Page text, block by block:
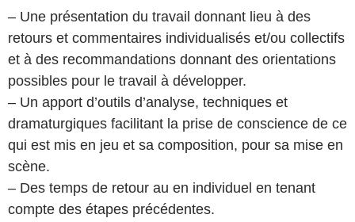
– Une présentation du travail donnant lieu à des
retours et commentaires individualisés et/ou collectifs
et à des recommandations donnant des orientations
possibles pour le travail à développer.
– Un apport d’outils d’analyse, techniques et
dramaturgiques facilitant la prise de conscience de ce
qui est mis en jeu et sa composition, pour sa mise en
scène.
– Des temps de retour au en individuel en tenant
compte des étapes précédentes.